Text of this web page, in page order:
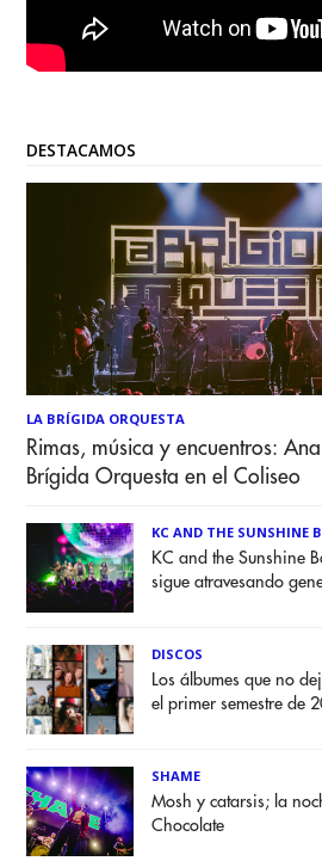
DESTACAMOS
LA BRÍGIDA ORQUESTA
Rimas, música y encuentros:
Brígida Orquesta en el Coliseo
KC AND THE SUNSHINE
KC and the Sunshine
sigue atravesando
DISCOS
Los álbumes que no
el primer semestre de
SHAME
Mosh y catarsis; la
Chocolate